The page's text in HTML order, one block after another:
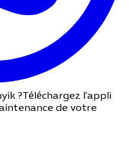
?Téléchargez l'appli
de votre